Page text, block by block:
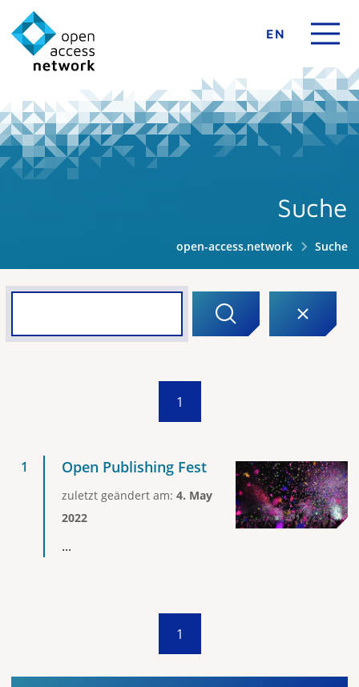
EN
Suche
open-access.network Suche
1
Open Publishing Fest
zuletzt geändert am: 4. May
2022
...
1